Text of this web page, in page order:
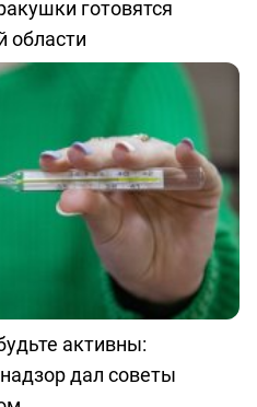
готовятся
области
активны:
дал советы